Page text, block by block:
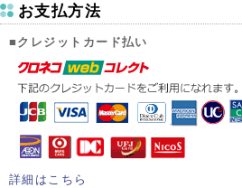
お支払方法
■クレジットカード払い
詳細はこちら